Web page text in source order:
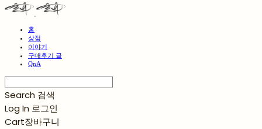
홈
상점
이야기
구매후기 글
QnA
Search 검색
Log In 로그인
Cart장바구니